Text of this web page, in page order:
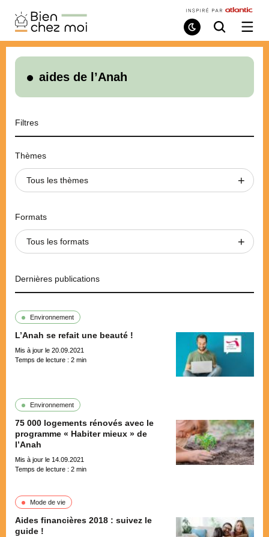
Bien
Chez
Moi
Mode
de
Recherche
/
le
aides de l’Anah
Filtres
Thèmes
Tous les thèmes
Formats
Tous les formats
Dernières publications
Environnement
L’Anah se refait une beauté !
Mis à jour le 20.09.2021
Temps de lecture : 2 min
Environnement
75 000 logements rénovés avec le
programme « Habiter mieux » de
l’Anah
Mis à jour le 14.09.2021
Temps de lecture : 2 min
Mode de vie
Aides financières 2018 : suivez le
guide !